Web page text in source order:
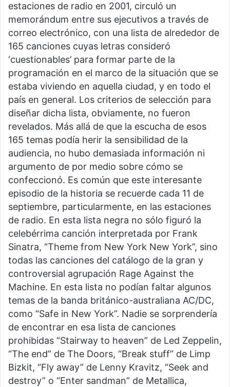
estaciones de radio en 2001, circuló un
memorándum entre sus ejecutivos a través de
correo electrónico, con una lista de alrededor de
165 canciones cuyas letras consideró
‘cuestionables’ para formar parte de la
programación en el marco de la situación que se
estaba viviendo en aquella ciudad, y en todo el
país en general. Los criterios de selección para
diseñar dicha lista, obviamente, no fueron
revelados. Más allá de que la escucha de esos
165 temas podía herir la sensibilidad de la
audiencia, no hubo demasiada información ni
argumento de por medio sobre cómo se
confeccionó. Es común que este interesante
episodio de la historia se recuerde cada 11 de
septiembre, particularmente, en las estaciones
de radio. En esta lista negra no sólo figuró la
celebérrima canción interpretada por Frank
Sinatra, “Theme from New York New York”, sino
todas las canciones del catálogo de la gran y
controversial agrupación Rage Against the
Machine. En esta lista no podían faltar algunos
temas de la banda británico-australiana AC/DC,
como “Safe in New York”. Nadie se sorprendería
de encontrar en esa lista de canciones
prohibidas “Stairway to heaven” de Led Zeppelin,
“The end” de The Doors, “Break stuff” de Limp
Bizkit, “Fly away” de Lenny Kravitz, “Seek and
destroy” o “Enter sandman” de Metallica,